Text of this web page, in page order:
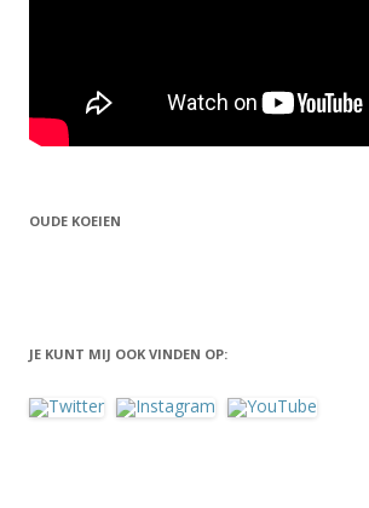
OUDE KOEIEN
JE KUNT MIJ OOK VINDEN OP: